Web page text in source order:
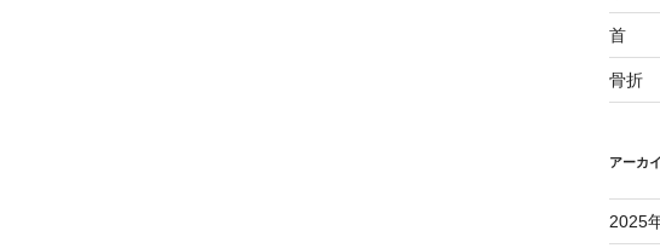
首
骨折
アーカ
2025